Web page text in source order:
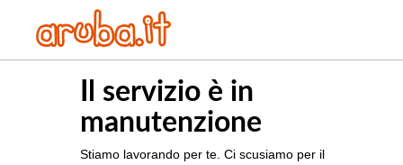
Il servizio è in
manutenzione
Stiamo lavorando per te. Ci scusiamo per il